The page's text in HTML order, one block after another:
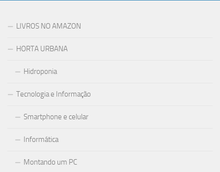
LIVROS NO AMAZON
HORTA URBANA
Hidroponia
Tecnologia e Informação
Smartphone e celular
Informática
Montando um PC